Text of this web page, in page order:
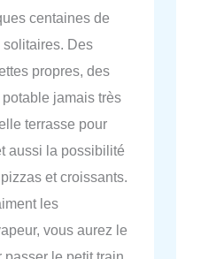
centaines de
solitaires. Des
propres, des
jamais très
terrasse pour
aussi la possibilité
et croissants.
les
vous aurez le